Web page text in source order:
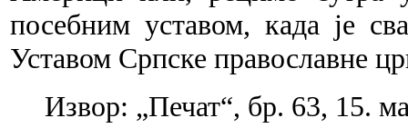
посебним уставом, када је
Уставом Српске православне
Извор: „Печат“, бр. 63, 15.